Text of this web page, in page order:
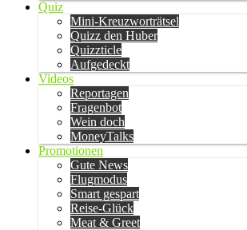
Quiz
Mini-Kreuzworträtsel
Quizz den Huber
Quizzticle
Aufgedeckt
Videos
Reportagen
Fragenbot
Wein doch
MoneyTalks
Promotionen
Gute News
Flugmodus
Smart gespart
Reise-Glück
Meat & Greet